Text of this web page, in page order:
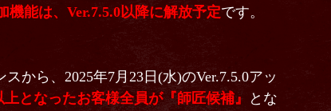
機能は、Ver.7.5.0以降に解放予定です。
から、2025年7月23日(水)のVer.7.5.0アッ
となったお客様全員が『師匠候補』
とな